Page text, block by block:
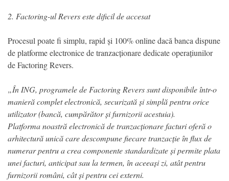
2. Factoring-ul Revers este dificil de accesat
Procesul poate fi simplu, rapid și 100% online dacă banca dispune
de platforme electronice de tranzacționare dedicate operațiunilor
de Factoring Revers.
„În ING, programele de Factoring Revers sunt disponibile într-o
manieră complet electronică, securizată și simplă pentru orice
utilizator (bancă, cumpărător și furnizorii acestuia).
Platforma noastră electronică de tranzacționare facturi oferă o
arhitectură unică care descompune fiecare tranzacție în flux de
numerar pentru a crea componente standardizate și permite plata
unei facturi, anticipat sau la termen, în aceeași zi, atât pentru
furnizorii români, cât și pentru cei externi.